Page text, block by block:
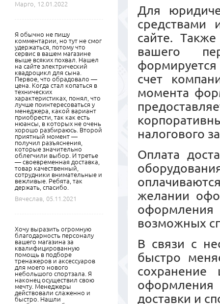
Для
средствами
сайте.
вашего
счет
момента
налогового
Оплата
желании
возможных
В связи с
быстро
доставки и
Марго,
12.01.2022
Я обычно не пишу
комментарии, но тут не смог
удержаться, потому что
сервис в вашем магазине
выше всяких похвал. Нашел
на сайте электрический
квадроцикл для сына.
Первое, что обрадовало —
цена. Когда стал копаться в
технических
характеристиках, понял, что
лучше поинтересоваться у
менеджера, какой вариант
приобрести, так как есть
нюансы, в которых не очень
хорошо разбираюсь. Второй
приятный момент —
получил разъяснения,
которые значительно
облегчили выбор. И третье
— своевременная доставка,
товар качественный,
сотрудники внимательные и
вежливые. Ребята, так
держать, спасибо.
Вячеслав, 05.11.2021
Хочу выразить огромную
благодарность персоналу
вашего магазина за
квалифицированную
помощь в подборе
тренажеров и аксессуаров
для моего нового
небольшого спортзала. Я
наконец осуществил свою
мечту. Менеджеры
действовали слаженно и
быстро. Нашли